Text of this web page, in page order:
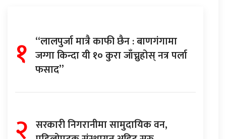
१ “लालपुर्जा मात्रै काफी छैन : बाणगंगामा
जग्गा किन्दा यी १० कुरा जाँच्नुहोस् नत्र पर्ला
फसाद”
सरकारी निगरानीमा सामुदायिक वन,